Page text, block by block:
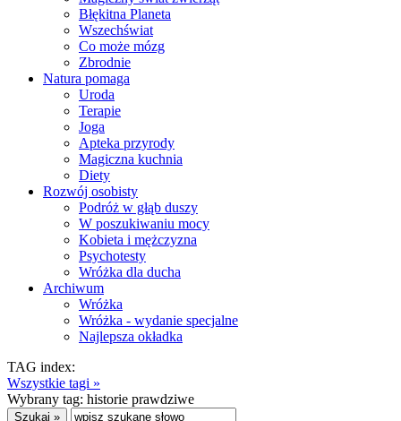
Błękitna Planeta
Wszechświat
Co może mózg
Zbrodnie
Natura pomaga
Uroda
Terapie
Joga
Apteka przyrody
Magiczna kuchnia
Diety
Rozwój osobisty
Podróż w głąb duszy
W poszukiwaniu mocy
Kobieta i mężczyzna
Psychotesty
Wróżka dla ducha
Archiwum
Wróżka
Wróżka - wydanie specjalne
Najlepsza okładka
TAG index:
Wszystkie tagi »
Wybrany tag: historie prawdziwe